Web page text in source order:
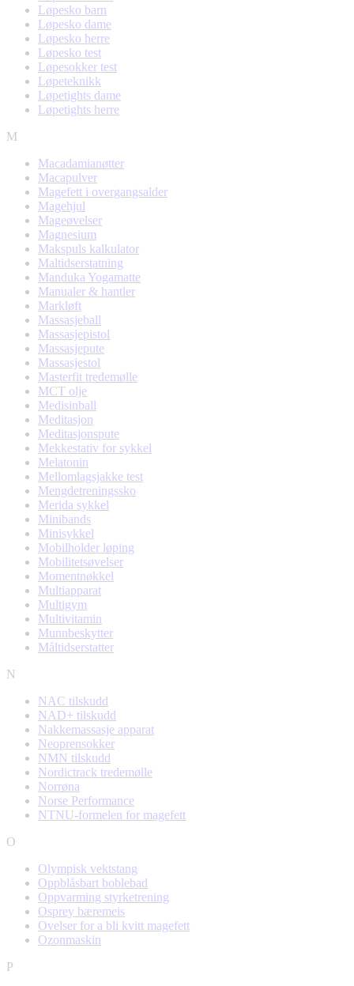
Løpesko barn
Løpesko dame
Løpesko herre
Løpesko test
Løpesokker test
Løpeteknikk
Løpetights dame
Løpetights herre
M
Macadamianøtter
Macapulver
Magefett i overgangsalder
Magehjul
Mageøvelser
Magnesium
Makspuls kalkulator
Maltidserstatning
Manduka Yogamatte
Manualer & hantler
Markløft
Massasjeball
Massasjepistol
Massasjepute
Massasjestol
Masterfit tredemølle
MCT olje
Medisinball
Meditasjon
Meditasjonspute
Mekkestativ for sykkel
Melatonin
Mellomlagsjakke test
Mengdetreningssko
Merida sykkel
Minibands
Minisykkel
Mobilholder løping
Mobilitetsøvelser
Momentnøkkel
Multiapparat
Multigym
Multivitamin
Munnbeskytter
Måltidserstatter
N
NAC tilskudd
NAD+ tilskudd
Nakkemassasje apparat
Neoprensokker
NMN tilskudd
Nordictrack tredemølle
Norrøna
Norse Performance
NTNU-formelen for magefett
O
Olympisk vektstang
Oppblåsbart boblebad
Oppvarming styrketrening
Osprey bæremeis
Ovelser for a bli kvitt magefett
Ozonmaskin
P